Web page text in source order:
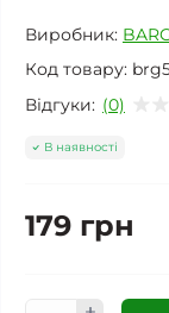
Виробник:
Код товару:
Відгуки: (0)
В наявності
179 грн